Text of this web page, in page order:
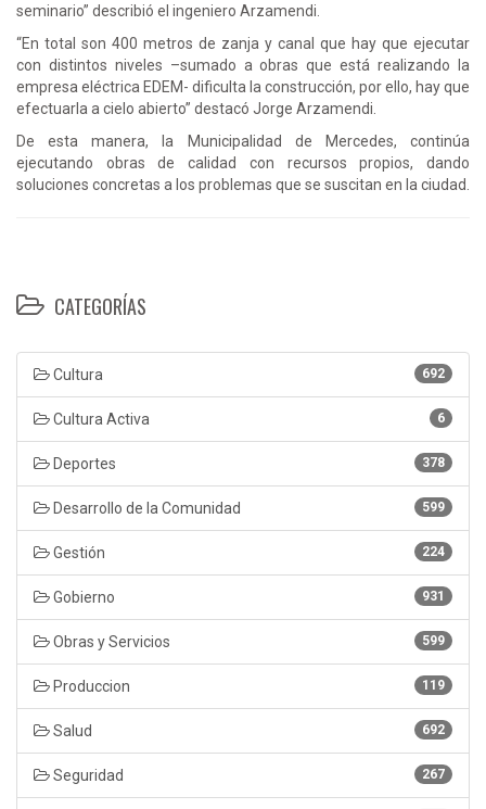
seminario” describió el ingeniero Arzamendi.
“En total son 400 metros de zanja y canal que hay que ejecutar
con distintos niveles –sumado a obras que está realizando la
empresa eléctrica EDEM- dificulta la construcción, por ello, hay que
efectuarla a cielo abierto” destacó Jorge Arzamendi.
De esta manera, la Municipalidad de Mercedes, continúa
ejecutando obras de calidad con recursos propios, dando
soluciones concretas a los problemas que se suscitan en la ciudad.
CATEGORÍAS
692
Cultura
6
Cultura Activa
378
Deportes
599
Desarrollo de la Comunidad
224
Gestión
931
Gobierno
599
Obras y Servicios
119
Produccion
692
Salud
267
Seguridad